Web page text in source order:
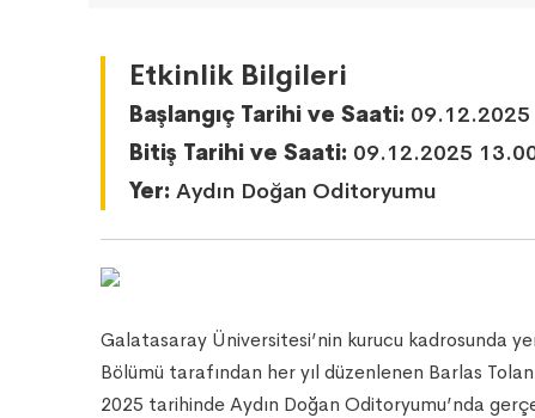
Etkinlik Bilgileri
Başlangıç Tarihi ve Saati: 09.12.2025
Bitiş Tarihi ve Saati: 09.12.2025
Yer: Aydın Doğan Oditoryumu
Galatasaray Üniversitesi’nin kurucu kadrosunda
Bölümü tarafından her yıl düzenlenen Barlas
2025 tarihinde Aydın Doğan Oditoryumu’nda